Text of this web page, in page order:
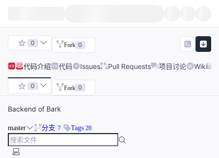
0 Fork 0
代码介绍 代码 Issues Pull Requests 项目讨论 Wiki
0 Fork 0
Backend of Bark
master 分支 7 Tags 20